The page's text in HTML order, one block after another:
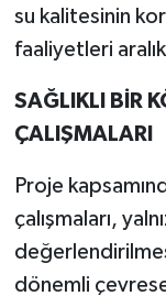
su kalitesinin
faaliyetleri
SAĞLIKLI BİR
ÇALIŞMALARI
Proje
çalışmaları,
dönemli